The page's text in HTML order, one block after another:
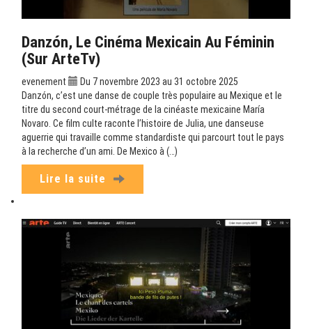
Danzón, Le Cinéma Mexicain Au Féminin
(sur ArteTv)
evenement
Du 7 novembre 2023 au 31 octobre 2025
Danzón, c’est une danse de couple très populaire au Mexique et le
titre du second court-métrage de la cinéaste mexicaine María
Novaro. Ce film culte raconte l’histoire de Julia, une danseuse
aguerrie qui travaille comme standardiste qui parcourt tout le pays
à la recherche d’un ami. De Mexico à (…)
Lire la suite